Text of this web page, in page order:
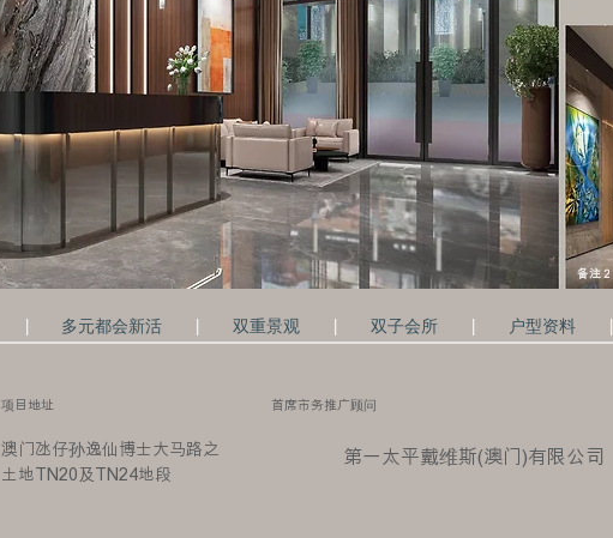
备注 2
| 多元都会新活 | 双重景观 | 双子会所 | 户型资料 |
项目地址
澳门氹仔孙逸仙博士大马路之
土地TN20及TN24地段
首席市务推广顾问
第一太平戴维斯(澳门)有限公司